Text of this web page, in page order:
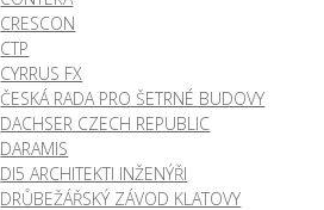
CRESCON
CTP
CYRRUS FX
ČESKÁ RADA PRO ŠETRNÉ BUDOVY
DACHSER CZECH REPUBLIC
DARAMIS
DI5 ARCHITEKTI INŽENÝŘI
DRŮBEŽÁŘSKÝ ZÁVOD KLATOVY